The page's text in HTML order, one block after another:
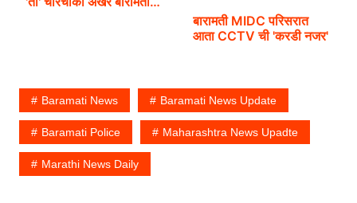
बारामती MIDC परिसरात
आता CCTV ची 'करडी नजर'
Baramati News Baramati News Update
Baramati Police Maharashtra News Upadte
Marathi News Daily